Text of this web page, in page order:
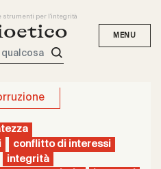
strumenti per l'integrità
conflitto di interessi
integrità